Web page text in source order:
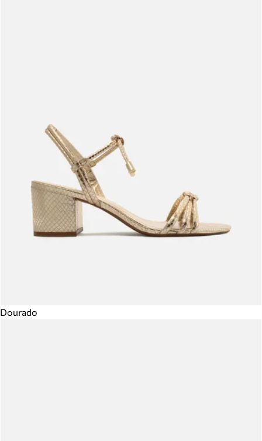
Dourado